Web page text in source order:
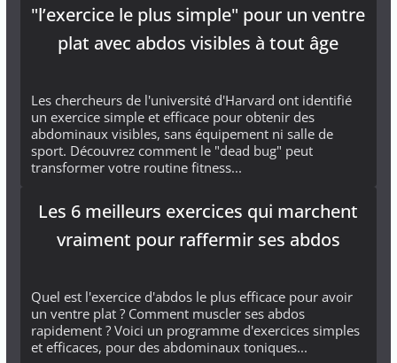
"l’exercice le plus simple" pour un ventre
plat avec abdos visibles à tout âge
Les chercheurs de l'université d'Harvard ont identifié
un exercice simple et efficace pour obtenir des
abdominaux visibles, sans équipement ni salle de
sport. Découvrez comment le "dead bug" peut
transformer votre routine fitness...
Les 6 meilleurs exercices qui marchent
vraiment pour raffermir ses abdos
Quel est l'exercice d'abdos le plus efficace pour avoir
un ventre plat ? Comment muscler ses abdos
rapidement ? Voici un programme d'exercices simples
et efficaces, pour des abdominaux toniques...